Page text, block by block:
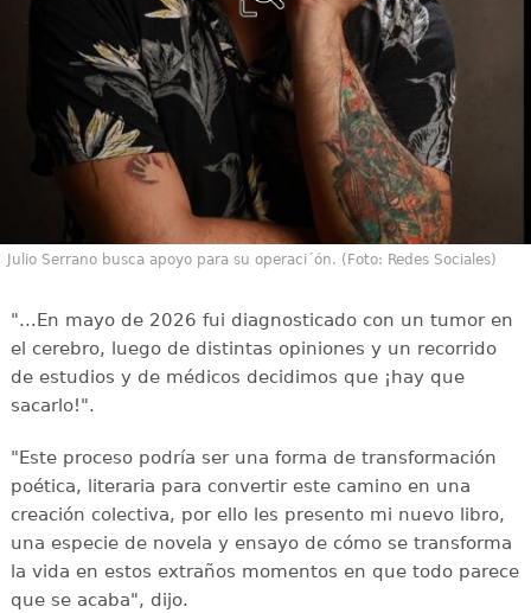
Julio Serrano busca apoyo para su operaci´ón. (Foto: Redes Sociales)
"...En mayo de 2026 fui diagnosticado con un tumor en
el cerebro, luego de distintas opiniones y un recorrido
de estudios y de médicos decidimos que ¡hay que
sacarlo!".
"Este proceso podría ser una forma de transformación
poética, literaria para convertir este camino en una
creación colectiva, por ello les presento mi nuevo libro,
una especie de novela y ensayo de cómo se transforma
la vida en estos extraños momentos en que todo parece
que se acaba", dijo.